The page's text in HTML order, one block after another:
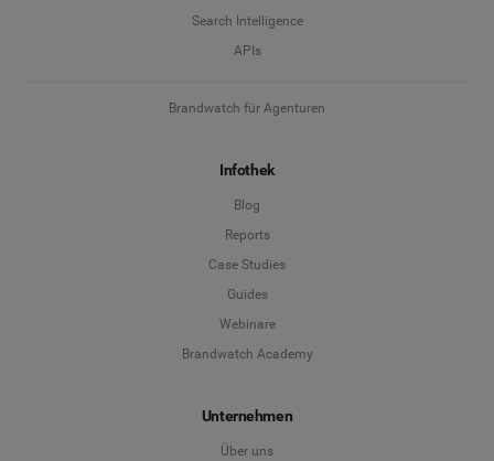
Search Intelligence
APIs
Brandwatch für Agenturen
Infothek
Blog
Reports
Case Studies
Guides
Webinare
Brandwatch Academy
Unternehmen
Über uns